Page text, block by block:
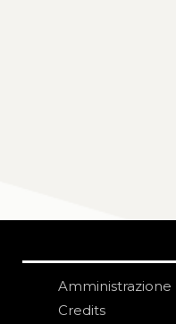
Amministrazione
Credits